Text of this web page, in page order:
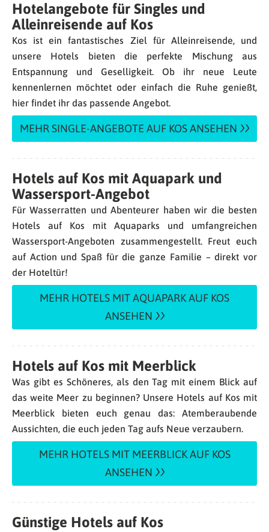
Hotelangebote für Singles und
Alleinreisende auf Kos
Kos ist ein fantastisches Ziel für Alleinreisende, und
unsere Hotels bieten die perfekte Mischung aus
Entspannung und Geselligkeit. Ob ihr neue Leute
kennenlernen möchtet oder einfach die Ruhe genießt,
hier findet ihr das passende Angebot.
MEHR SINGLE-ANGEBOTE AUF KOS ANSEHEN
Hotels auf Kos mit Aquapark und
Wassersport-Angebot
Für Wasserratten und Abenteurer haben wir die besten
Hotels auf Kos mit Aquaparks und umfangreichen
Wassersport-Angeboten zusammengestellt. Freut euch
auf Action und Spaß für die ganze Familie – direkt vor
der Hoteltür!
MEHR HOTELS MIT AQUAPARK AUF KOS
ANSEHEN
Hotels auf Kos mit Meerblick
Was gibt es Schöneres, als den Tag mit einem Blick auf
das weite Meer zu beginnen? Unsere Hotels auf Kos mit
Meerblick bieten euch genau das: Atemberaubende
Aussichten, die euch jeden Tag aufs Neue verzaubern.
MEHR HOTELS MIT MEERBLICK AUF KOS
ANSEHEN
Günstige Hotels auf Kos